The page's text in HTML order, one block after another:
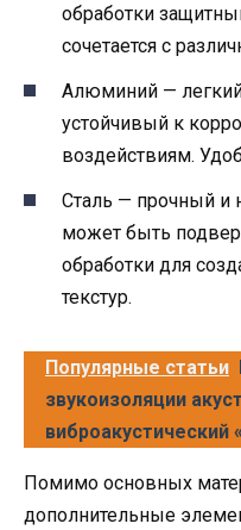
обработки
сочетается с
Алюминий —
устойчивый к
воздействиям.
Сталь — прочный и
может быть
обработки для
текстур.
Популярные статьи
звукоизоляции
виброакустический
Помимо основных
дополнительные